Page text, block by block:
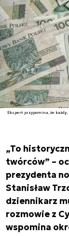
Ekspert przypomina, że
„To
twórców” –
prezydenta
Stanisław
dziennikarz
rozmowie z
wspomina